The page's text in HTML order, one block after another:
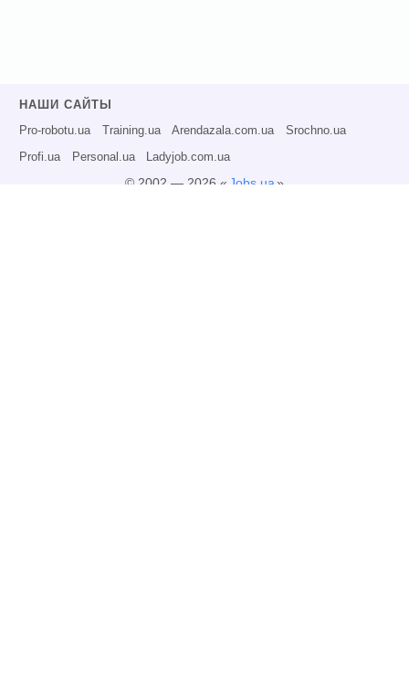
НАШИ САЙТЫ
Pro-robotu.ua Training.ua Arendazala.com.ua Srochno.ua
Profi.ua Personal.ua Ladyjob.com.ua
© 2002 — 2026 « Jobs.ua»